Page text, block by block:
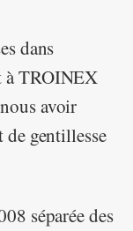
dans
à TROINEX
avoir
de gentillesse
séparée des